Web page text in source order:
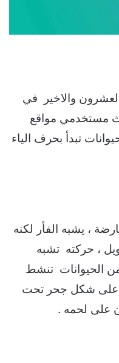
والاخير في
مستخدمي مواقع
تبدأ بحرف الياء
، يشبه الفأر لكنه
، حركته تشبه
الحيوانات تنشط
على شكل جحر تحت
على لحمه .